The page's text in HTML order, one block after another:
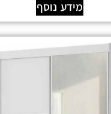
מידע נוסף